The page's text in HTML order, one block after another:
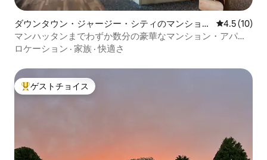
ダウンタウン・ジャージー・シティのマンショ
ン・アパート
レビュー10
4.5 (10)
マンハッタンまでわずか数分の豪華なマンション・アパー
ト
ロケーション · 家族 ·快適さ
大好評のゲストチョイスです。
ゲストチョイス